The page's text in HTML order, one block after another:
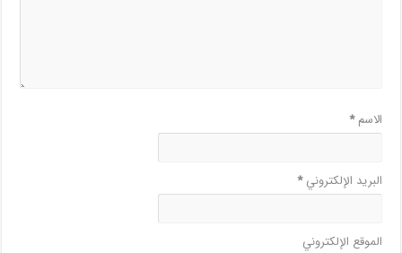
الاسم*
البريد الإلكتروني*
الموقع الإلكتروني